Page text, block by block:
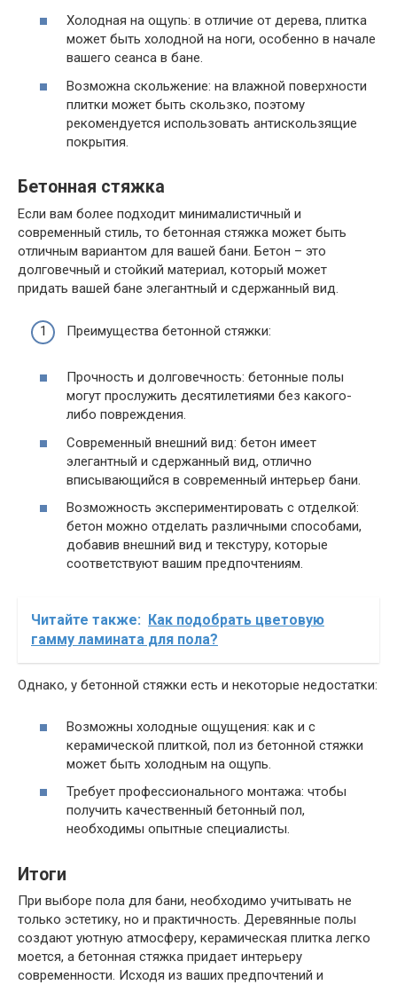
Холодная на ощупь: в отличие от дерева, плитка
может быть холодной на ноги, особенно в начале
вашего сеанса в бане.
Возможна скольжение: на влажной поверхности
плитки может быть скользко, поэтому
рекомендуется использовать антискользящие
покрытия.
Бетонная стяжка
Если вам более подходит минималистичный и
современный стиль, то бетонная стяжка может быть
отличным вариантом для вашей бани. Бетон – это
долговечный и стойкий материал, который может
придать вашей бане элегантный и сдержанный вид.
Преимущества бетонной стяжки:
Прочность и долговечность: бетонные полы
могут прослужить десятилетиями без какого-
либо повреждения.
Современный внешний вид: бетон имеет
элегантный и сдержанный вид, отлично
вписывающийся в современный интерьер бани.
Возможность экспериментировать с отделкой:
бетон можно отделать различными способами,
добавив внешний вид и текстуру, которые
соответствуют вашим предпочтениям.
Читайте также:
Как подобрать цветовую
гамму ламината для пола?
Однако, у бетонной стяжки есть и некоторые недостатки:
Возможны холодные ощущения: как и с
керамической плиткой, пол из бетонной стяжки
может быть холодным на ощупь.
Требует профессионального монтажа: чтобы
получить качественный бетонный пол,
необходимы опытные специалисты.
Итоги
При выборе пола для бани, необходимо учитывать не
только эстетику, но и практичность. Деревянные полы
создают уютную атмосферу, керамическая плитка легко
моется, а бетонная стяжка придает интерьеру
современности. Исходя из ваших предпочтений и